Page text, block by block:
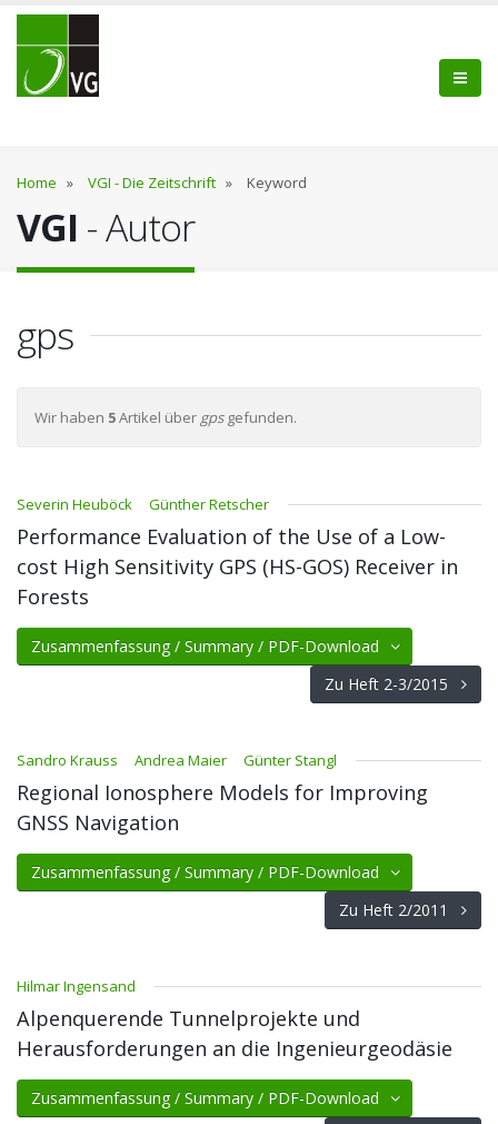
Home » VGI - Die Zeitschrift » Keyword
VGI - Autor
gps
Wir haben 5Artikel über gpsgefunden.
Severin Heuböck Günther Retscher
Performance Evaluation of the Use of a Low-
cost High Sensitivity GPS (HS-GOS) Receiver in
Forests
Zusammenfassung / Summary / PDF-Download
Zu Heft 2-3/2015
Sandro Krauss Andrea Maier Günter Stangl
Regional Ionosphere Models for Improving
GNSS Navigation
Zusammenfassung / Summary / PDF-Download
Zu Heft 2/2011
Hilmar Ingensand
Alpenquerende Tunnelprojekte und
Herausforderungen an die Ingenieurgeodäsie
Zusammenfassung / Summary / PDF-Download